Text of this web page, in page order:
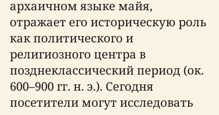
архаичном языке майя,
отражает его историческую роль
как политического и
религиозного центра в
позднеклассический период (ок.
600–900 гг. н. э.). Сегодня
посетители могут исследовать